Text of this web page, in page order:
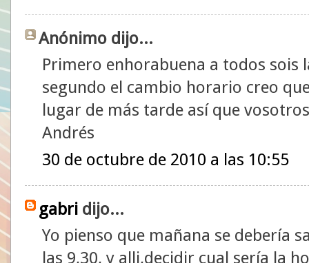
Anónimo dijo...
Primero enhorabuena a todos sois
segundo el cambio horario creo
lugar de más tarde así que
Andrés
30 de octubre de 2010 a las 10:55
gabri dijo...
Yo pienso que mañana se debería
las 9,30, y alli,decidir cual sería la